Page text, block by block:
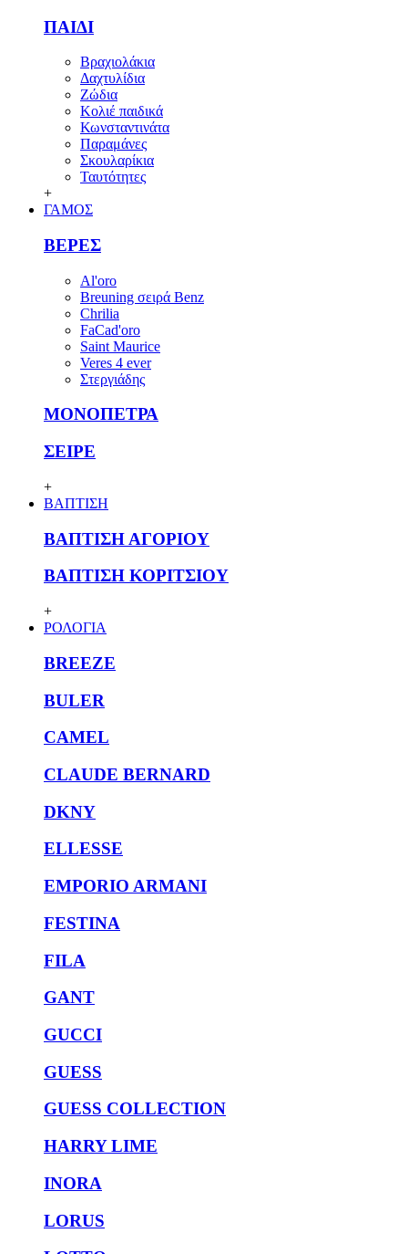
ΠΑΙΔΙ
Βραχιολάκια
Δαχτυλίδια
Ζώδια
Κολιέ παιδικά
Κωνσταντινάτα
Παραμάνες
Σκουλαρίκια
Ταυτότητες
+
ΓΑΜΟΣ
ΒΕΡΕΣ
Al'oro
Breuning σειρά Benz
Chrilia
FaCad'oro
Saint Maurice
Veres 4 ever
Στεργιάδης
ΜΟΝΟΠΕΤΡΑ
ΣΕΙΡΕ
+
ΒΑΠΤΙΣΗ
ΒΑΠΤΙΣΗ ΑΓΟΡΙΟΥ
ΒΑΠΤΙΣΗ ΚΟΡΙΤΣΙΟΥ
+
ΡΟΛΟΓΙΑ
BREEZE
BULER
CAMEL
CLAUDE BERNARD
DKNY
ELLESSE
EMPORIO ARMANI
FESTINA
FILA
GANT
GUCCI
GUESS
GUESS COLLECTION
HARRY LIME
INORA
LORUS